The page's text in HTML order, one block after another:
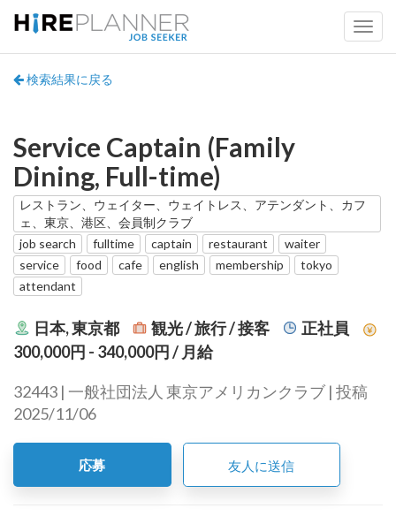
検索結果に戻る
Service Captain (Family
Dining, Full-time)
レストラン、ウェイター、ウェイトレス、アテンダント、カフ
ェ、東京、港区、会員制クラブ
job search
fulltime captain restaurant
waiter
service
food cafe english membership
tokyo
attendant
日本, 東京都 観光 / 旅行 / 接客
正社員
300,000円 - 340,000円/ 月給
32443 | 一般社団法人 東京アメリカンクラブ | 投稿
2025/11/06
応募 友人に送信